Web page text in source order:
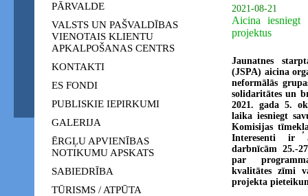
PĀRVALDE
VALSTS UN PAŠVALDĪBAS
VIENOTAIS KLIENTU
APKALPOŠANAS CENTRS
KONTAKTI
ES FONDI
PUBLISKIE IEPIRKUMI
GALERIJA
ĒRGĻU APVIENĪBAS
NOTIKUMU APSKATS
SABIEDRĪBA
TŪRISMS / ATPŪTA
2021-08-21
Aicina iesniegt
projektus
Jaunatnes
(JSPA) aicina
neformālās
solidaritātes un
2021. gada 5.
laika iesniegt
Komisijas
Interesenti ir
darbnīcām 25.-
par
kvalitātes zīmi
projekta